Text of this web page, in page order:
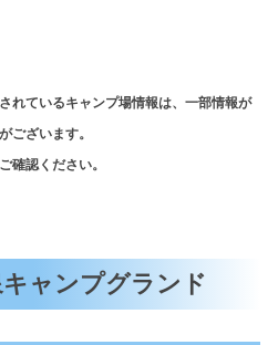
れているキャンプ場情報は、一部情報が
ございます。
確認ください。
ャンプグランド